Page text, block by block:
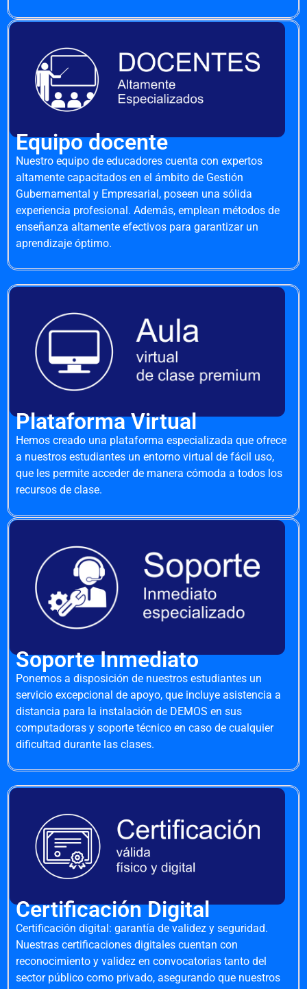
Equipo docente
Nuestro equipo de educadores cuenta con expertos
altamente capacitados en el ámbito de Gestión
Gubernamental y Empresarial, poseen una sólida
experiencia profesional. Además, emplean métodos de
enseñanza altamente efectivos para garantizar un
aprendizaje óptimo.
Plataforma Virtual
Hemos creado una plataforma especializada que ofrece
a nuestros estudiantes un entorno virtual de fácil uso,
que les permite acceder de manera cómoda a todos los
recursos de clase.
Soporte Inmediato
Ponemos a disposición de nuestros estudiantes un
servicio excepcional de apoyo, que incluye asistencia a
distancia para la instalación de DEMOS en sus
computadoras y soporte técnico en caso de cualquier
dificultad durante las clases.
Certificación Digital
Certificación digital: garantía de validez y seguridad.
Nuestras certificaciones digitales cuentan con
reconocimiento y validez en convocatorias tanto del
sector público como privado, asegurando que nuestros